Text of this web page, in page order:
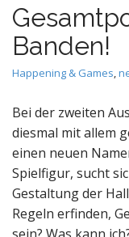
Banden!
Happening & Games,
Bei der zweiten
diesmal mit allem
einen neuen
Spielfigur, sucht
Gestaltung der
Regeln erfinden,